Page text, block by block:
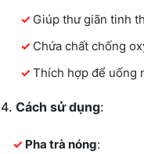
Giúp thư giãn tinh
Chứa chất chống
Thích hợp để uống
4. Cách sử dụng:
Pha trà nóng: